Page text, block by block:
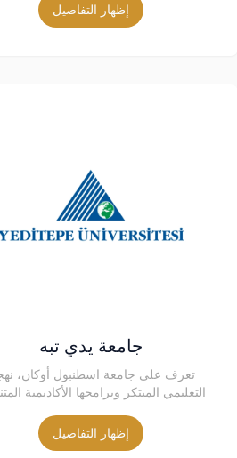
إظهار التفاصيل
جامعة يدي تبه
تعرف على جامعة اسطنبول أوكان،
التعليمي المبتكر وبرامجها الأكاديمية
إظهار التفاصيل